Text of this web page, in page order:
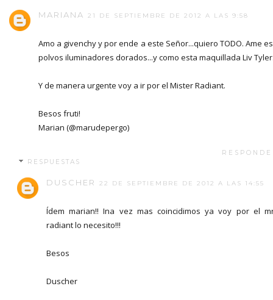
MARIANA 21 DE SEPTIEMBRE DE 2012 A LAS 9:58
Amo a givenchy y por ende a este Señor...quiero TODO. Ame
polvos iluminadores dorados...y como esta maquillada Liv
Y de manera urgente voy a ir por el Mister Radiant.
Besos fruti!
Marian (@marudepergo)
RESPUESTAS
DUSCHER 22 DE SEPTIEMBRE DE 2012 A LAS 14:55
Ídem marian!! Ina vez mas coincidimos ya voy por el
radiant lo necesito!!!
Besos
Duscher